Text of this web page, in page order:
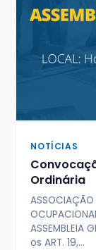
NOTÍCIAS
Ordinária
ASSOCIAÇÃO
ASSEMBLEIA
os ART. 19,…